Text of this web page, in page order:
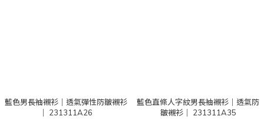
藍色男長袖襯衫｜透氣彈性防皺襯衫
｜ 231311A26
藍色直條人字紋男長袖襯衫｜透氣防
皺襯衫｜ 231311A35